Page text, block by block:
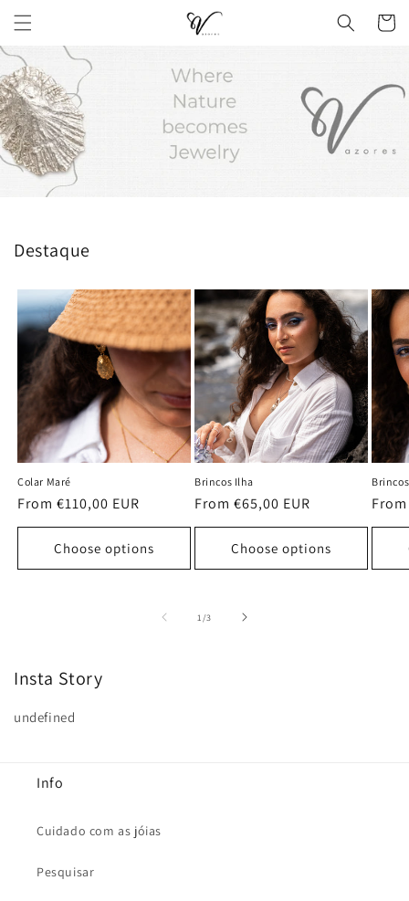
Skip to
content
Cart
Destaque
Colar Maré
Regular
price
From €110,00 EUR
Choose options
Brincos Ilha
Regular
price
From €65,00 EUR
Choose options
price
1/of
3
Insta Story
undefined
Info
Cuidado com as jóias
Pesquisar